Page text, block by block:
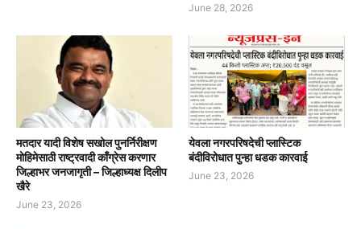
June 28, 2026
मतदार यादी विशेष सखोल पुनर्निरीक्षण
मोहिमेसाठी राष्ट्रवादी काँग्रेस करणार
जिल्हाभर जनजागृती – जिल्हाध्यक्ष दिलीप
खैरे
June 23, 2026
येवला नगरपरिषदेची प्लास्टिक
बंदीविरोधात पुन्हा धडक कारवाई
June 23, 2026